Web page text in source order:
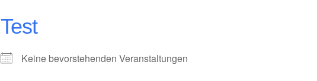
Test
Keine bevorstehenden Veranstaltungen